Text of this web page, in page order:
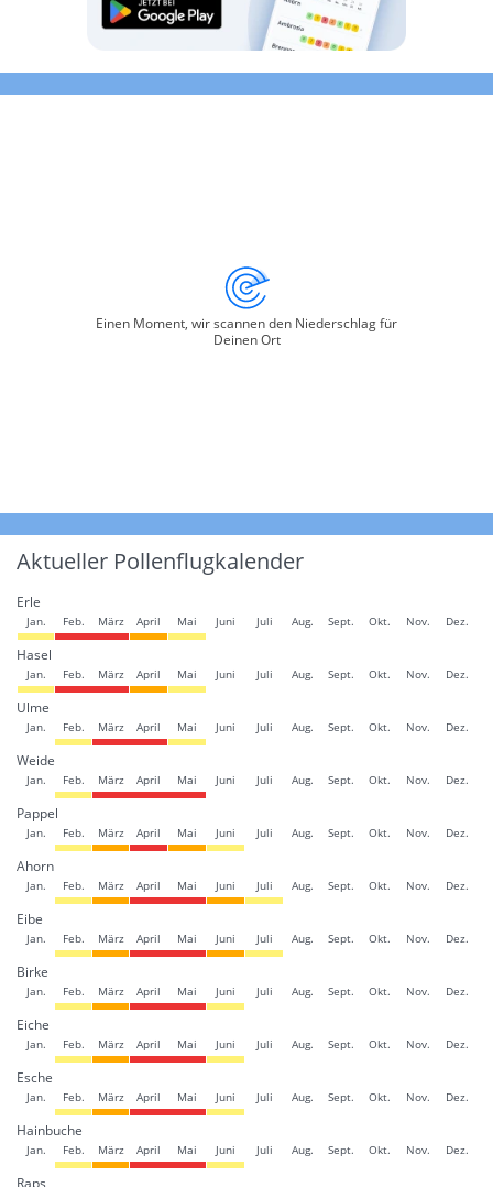
Einen Moment, wir scannen den Niederschlag für
Deinen Ort
Aktueller Pollenflugkalender
Erle
Jan. Feb. März April Mai Juni Juli Aug. Sept. Okt. Nov. Dez.
Hasel
Jan. Feb. März April Mai Juni Juli Aug. Sept. Okt. Nov. Dez.
Ulme
Jan. Feb. März April Mai Juni Juli Aug. Sept. Okt. Nov. Dez.
Weide
Jan. Feb. März April Mai Juni Juli Aug. Sept. Okt. Nov. Dez.
Pappel
Jan. Feb. März April Mai Juni Juli Aug. Sept. Okt. Nov. Dez.
Ahorn
Jan. Feb. März April Mai Juni Juli Aug. Sept. Okt. Nov. Dez.
Eibe
Jan. Feb. März April Mai Juni Juli Aug. Sept. Okt. Nov. Dez.
Birke
Jan. Feb. März April Mai Juni Juli Aug. Sept. Okt. Nov. Dez.
Eiche
Jan. Feb. März April Mai Juni Juli Aug. Sept. Okt. Nov. Dez.
Esche
Jan. Feb. März April Mai Juni Juli Aug. Sept. Okt. Nov. Dez.
Hainbuche
Jan. Feb. März April Mai Juni Juli Aug. Sept. Okt. Nov. Dez.
Raps